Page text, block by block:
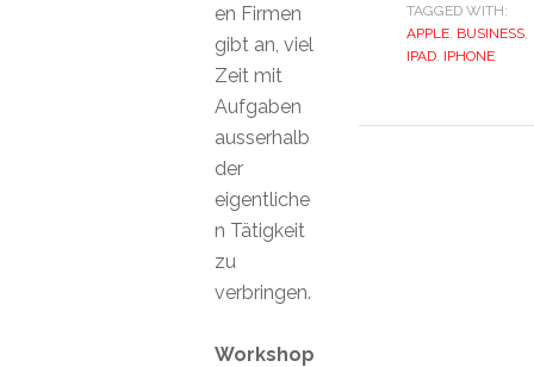
TAGGED WITH:
APPLE, BUSINESS,
IPAD, IPHONE
en Firmen
gibt an, viel
Zeit mit
Aufgaben
ausserhalb
der
eigentliche
n Tätigkeit
zu
verbringen.
Workshop